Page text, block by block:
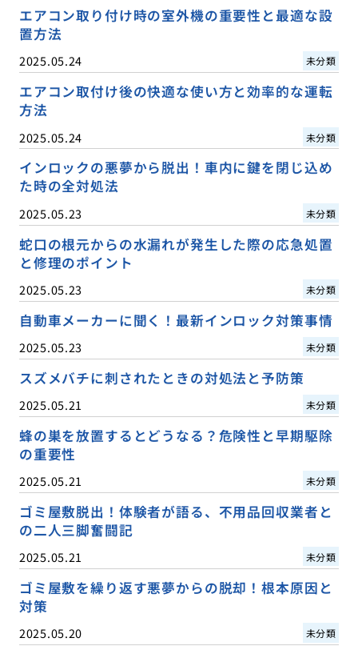
エアコン取り付け時の室外機の重要性と最適な設
置方法
2025.05.24 未分類
エアコン取付け後の快適な使い方と効率的な運転
方法
2025.05.24 未分類
インロックの悪夢から脱出！車内に鍵を閉じ込め
た時の全対処法
2025.05.23 未分類
蛇口の根元からの水漏れが発生した際の応急処置
と修理のポイント
2025.05.23 未分類
自動車メーカーに聞く！最新インロック対策事情
2025.05.23 未分類
スズメバチに刺されたときの対処法と予防策
2025.05.21 未分類
蜂の巣を放置するとどうなる？危険性と早期駆除
の重要性
2025.05.21 未分類
ゴミ屋敷脱出！体験者が語る、不用品回収業者と
の二人三脚奮闘記
2025.05.21 未分類
ゴミ屋敷を繰り返す悪夢からの脱却！根本原因と
対策
2025.05.20 未分類